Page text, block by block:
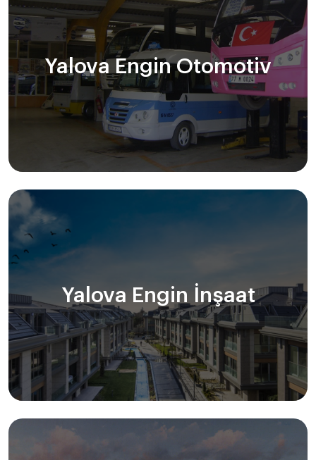
Yalova Engin Otomotiv
Yalova Engin İnşaat